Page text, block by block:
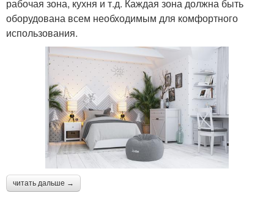
рабочая зона, кухня и т.д. Каждая зона должна быть
оборудована всем необходимым для комфортного
использования.
читать дальше →